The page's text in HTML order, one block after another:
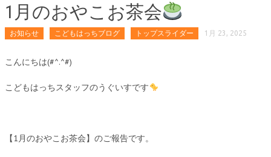
相談事業
MAP
お問合わせ
1月のおやこお茶会
お知らせ こどもはっちブログ トップスライダー 1月 23, 2025
こんにちは(#^.^#)
こどもはっちスタッフのうぐいすです
【1月のおやこお茶会】のご報告です。